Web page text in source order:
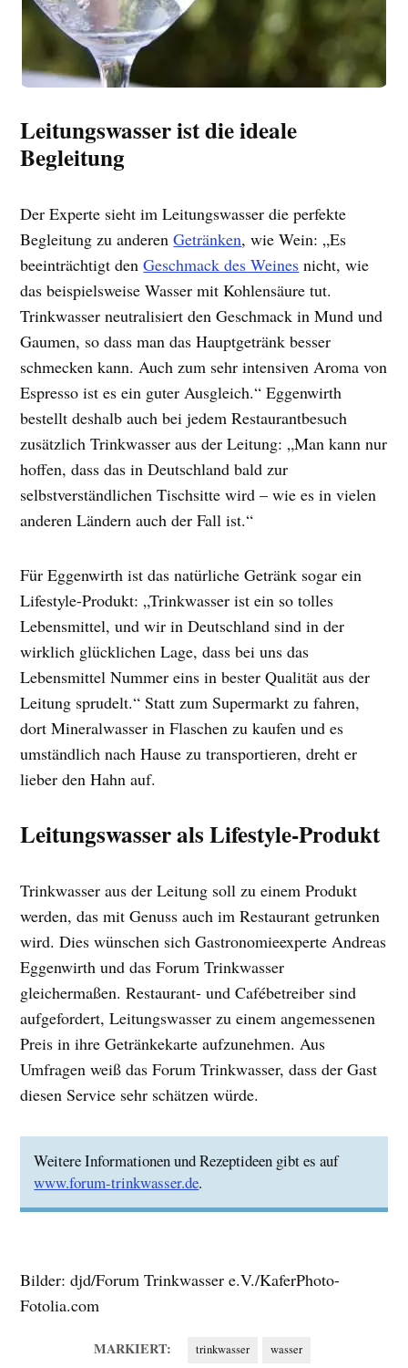
Leitungswasser ist die ideale
Begleitung
Der Experte sieht im Leitungswasser die perfekte
Begleitung zu anderenGetränken, wie Wein: „Es
beeinträchtigt denGeschmack des Weines nicht, wie
das beispielsweise Wasser mit Kohlensäure tut.
Trinkwasser neutralisiert den Geschmack in Mund und
Gaumen, so dass man das Hauptgetränk besser
schmecken kann. Auch zum sehr intensiven Aroma von
Espresso ist es ein guter Ausgleich.“ Eggenwirth
bestellt deshalb auch bei jedem Restaurantbesuch
zusätzlich Trinkwasser aus der Leitung: „Man kann nur
hoffen, dass das in Deutschland bald zur
selbstverständlichen Tischsitte wird – wie es in vielen
anderen Ländern auch der Fall ist.“
Für Eggenwirth ist das natürliche Getränk sogar ein
Lifestyle-Produkt: „Trinkwasser ist ein so tolles
Lebensmittel, und wir in Deutschland sind in der
wirklich glücklichen Lage, dass bei uns das
Lebensmittel Nummer eins in bester Qualität aus der
Leitung sprudelt.“ Statt zum Supermarkt zu fahren,
dort Mineralwasser in Flaschen zu kaufen und es
umständlich nach Hause zu transportieren, dreht er
lieber den Hahn auf.
Leitungswasser als Lifestyle-Produkt
Trinkwasser aus der Leitung soll zu einem Produkt
werden, das mit Genuss auch im Restaurant getrunken
wird. Dies wünschen sich Gastronomieexperte Andreas
Eggenwirth und das Forum Trinkwasser
gleichermaßen. Restaurant- und Cafébetreiber sind
aufgefordert, Leitungswasser zu einem angemessenen
Preis in ihre Getränkekarte aufzunehmen. Aus
Umfragen weiß das Forum Trinkwasser, dass der Gast
diesen Service sehr schätzen würde.
Weitere Informationen und Rezeptideen gibt es auf
www.forum-trinkwasser.de.
Bilder: djd/Forum Trinkwasser e.V./KaferPhoto-
Fotolia.com
MARKIERT: trinkwasser wasser